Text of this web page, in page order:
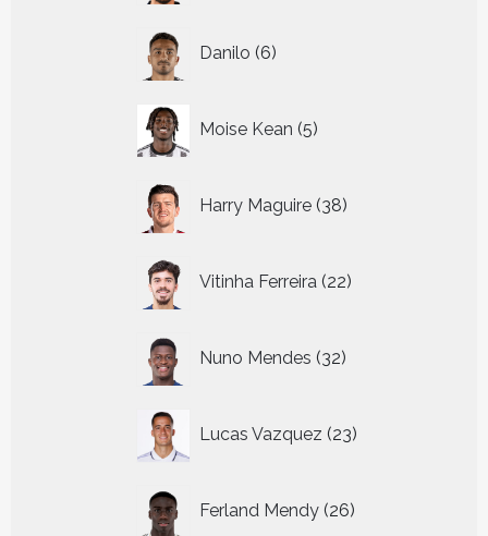
Danilo 6
producten
Moise Kean 5
producten
Harry Maguire 38
producten
Vitinha Ferreira 22
producten
Nuno Mendes 32
producten
Lucas Vazquez 23
producten
Ferland Mendy 26
producten